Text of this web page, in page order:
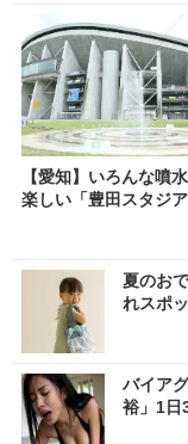
【愛知】いろんな噴
楽しい「豊田スタジア
夏のお
れスポ
バイア
裕」1日